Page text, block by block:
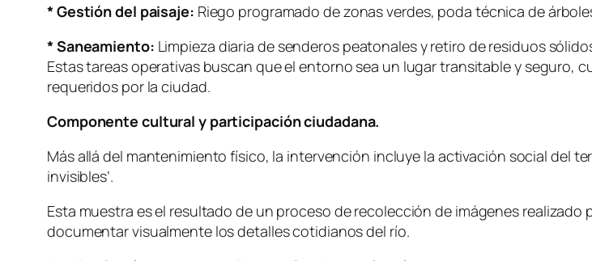
* Gestión del paisaje: Riego programado de zonas verdes, poda técnica de
* Saneamiento: Limpieza diaria de senderos peatonales y retiro de residuos
Estas tareas operativas buscan que el entorno sea un lugar transitable y seguro,
requeridos por la ciudad.
Componente cultural y participación ciudadana.
Más allá del mantenimiento físico, la intervención incluye la activación social del
invisibles’.
Esta muestra es el resultado de un proceso de recolección de imágenes
documentar visualmente los detalles cotidianos del río.